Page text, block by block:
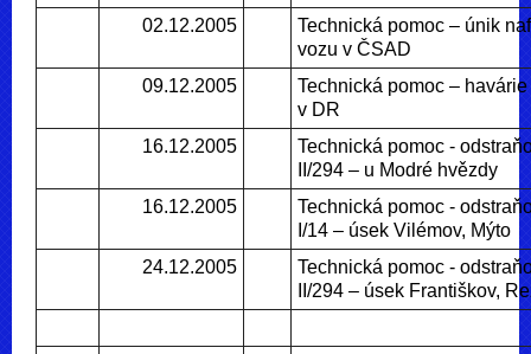
02.12.2005
Technická pomoc – únik
vozu v ČSAD
09.12.2005
Technická pomoc –
v DR
16.12.2005
Technická pomoc -
II/294 – u Modré hvězdy
16.12.2005
Technická pomoc -
I/14 – úsek Vilémov, Mýto
24.12.2005
Technická pomoc -
II/294 – úsek Františkov,